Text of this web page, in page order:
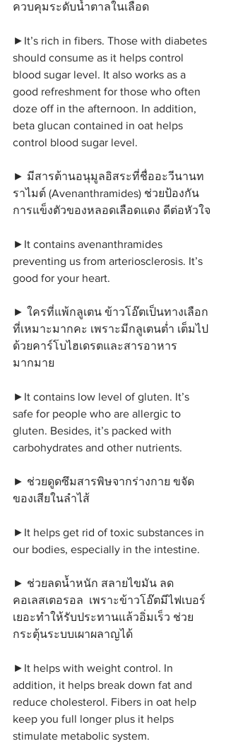
ควบคุมระดับน้ำตาลในเลือด
►It’s rich in fibers. Those with diabetes
should consume as it helps control
blood sugar level. It also works as a
good refreshment for those who often
doze off in the afternoon. In addition,
beta glucan contained in oat helps
control blood sugar level.
► มีสารต้านอนุมูลอิสระที่ชื่ออะวีนานท
ราไมต์ (Avenanthramides) ช่วยป้องกัน
การแข็งตัวของหลอดเลือดแดง ดีต่อหัวใจ
►It contains avenanthramides
preventing us from arteriosclerosis. It’s
good for your heart.
► ใครที่แพ้กลูเตน ข้าวโอ๊ตเป็นทางเลือก
ที่เหมาะมากคะ เพราะมีกลูเตนต่ำ เต็มไป
ด้วยคาร์โบไฮเดรตและสารอาหาร
มากมาย
►It contains low level of gluten. It’s
safe for people who are allergic to
gluten. Besides, it’s packed with
carbohydrates and other nutrients.
► ช่วยดูดซึมสารพิษจากร่างกาย ขจัด
ของเสียในลำไส้
►It helps get rid of toxic substances in
our bodies, especially in the intestine.
► ช่วยลดน้ำหนัก สลายไขมัน ลด
คอเลสเตอรอล  เพราะข้าวโอ๊ตมีไฟเบอร์
เยอะทำให้รับประทานแล้วอิ่มเร็ว ช่วย
กระตุ้นระบบเผาผลาญได้
►It helps with weight control. In
addition, it helps break down fat and
reduce cholesterol. Fibers in oat help
keep you full longer plus it helps
stimulate metabolic system.